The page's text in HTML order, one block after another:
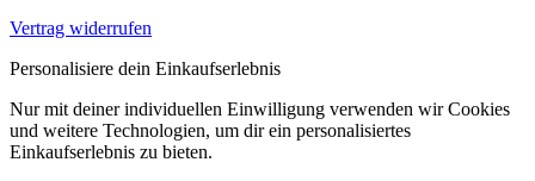
Vertrag widerrufen
Personalisiere dein Einkaufserlebnis
Nur mit deiner individuellen Einwilligung verwenden wir Cookies
und weitere Technologien, um dir ein personalisiertes
Einkaufserlebnis zu bieten.